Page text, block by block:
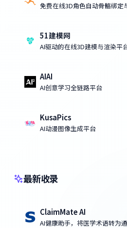
免费在线3D角色自动骨骼绑定
51建模网
AI驱动的在线3D建模与渲染平
AIAI
AI创意学习全链路平台
KusaPics
AI动漫图像生成平台
最新收录
ClaimMate AI
AI健康助手，将医学术语转为